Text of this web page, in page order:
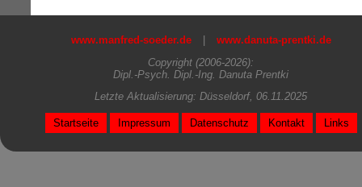
www.manfred-soeder.de
www.danuta-prentki.de
Copyright (2006-2026):
Dipl.-Psych. Dipl.-Ing. Danuta Prentki
Letzte Aktualisierung: Düsseldorf, 06.11.2025
Startseite Impressum Datenschutz Kontakt Links